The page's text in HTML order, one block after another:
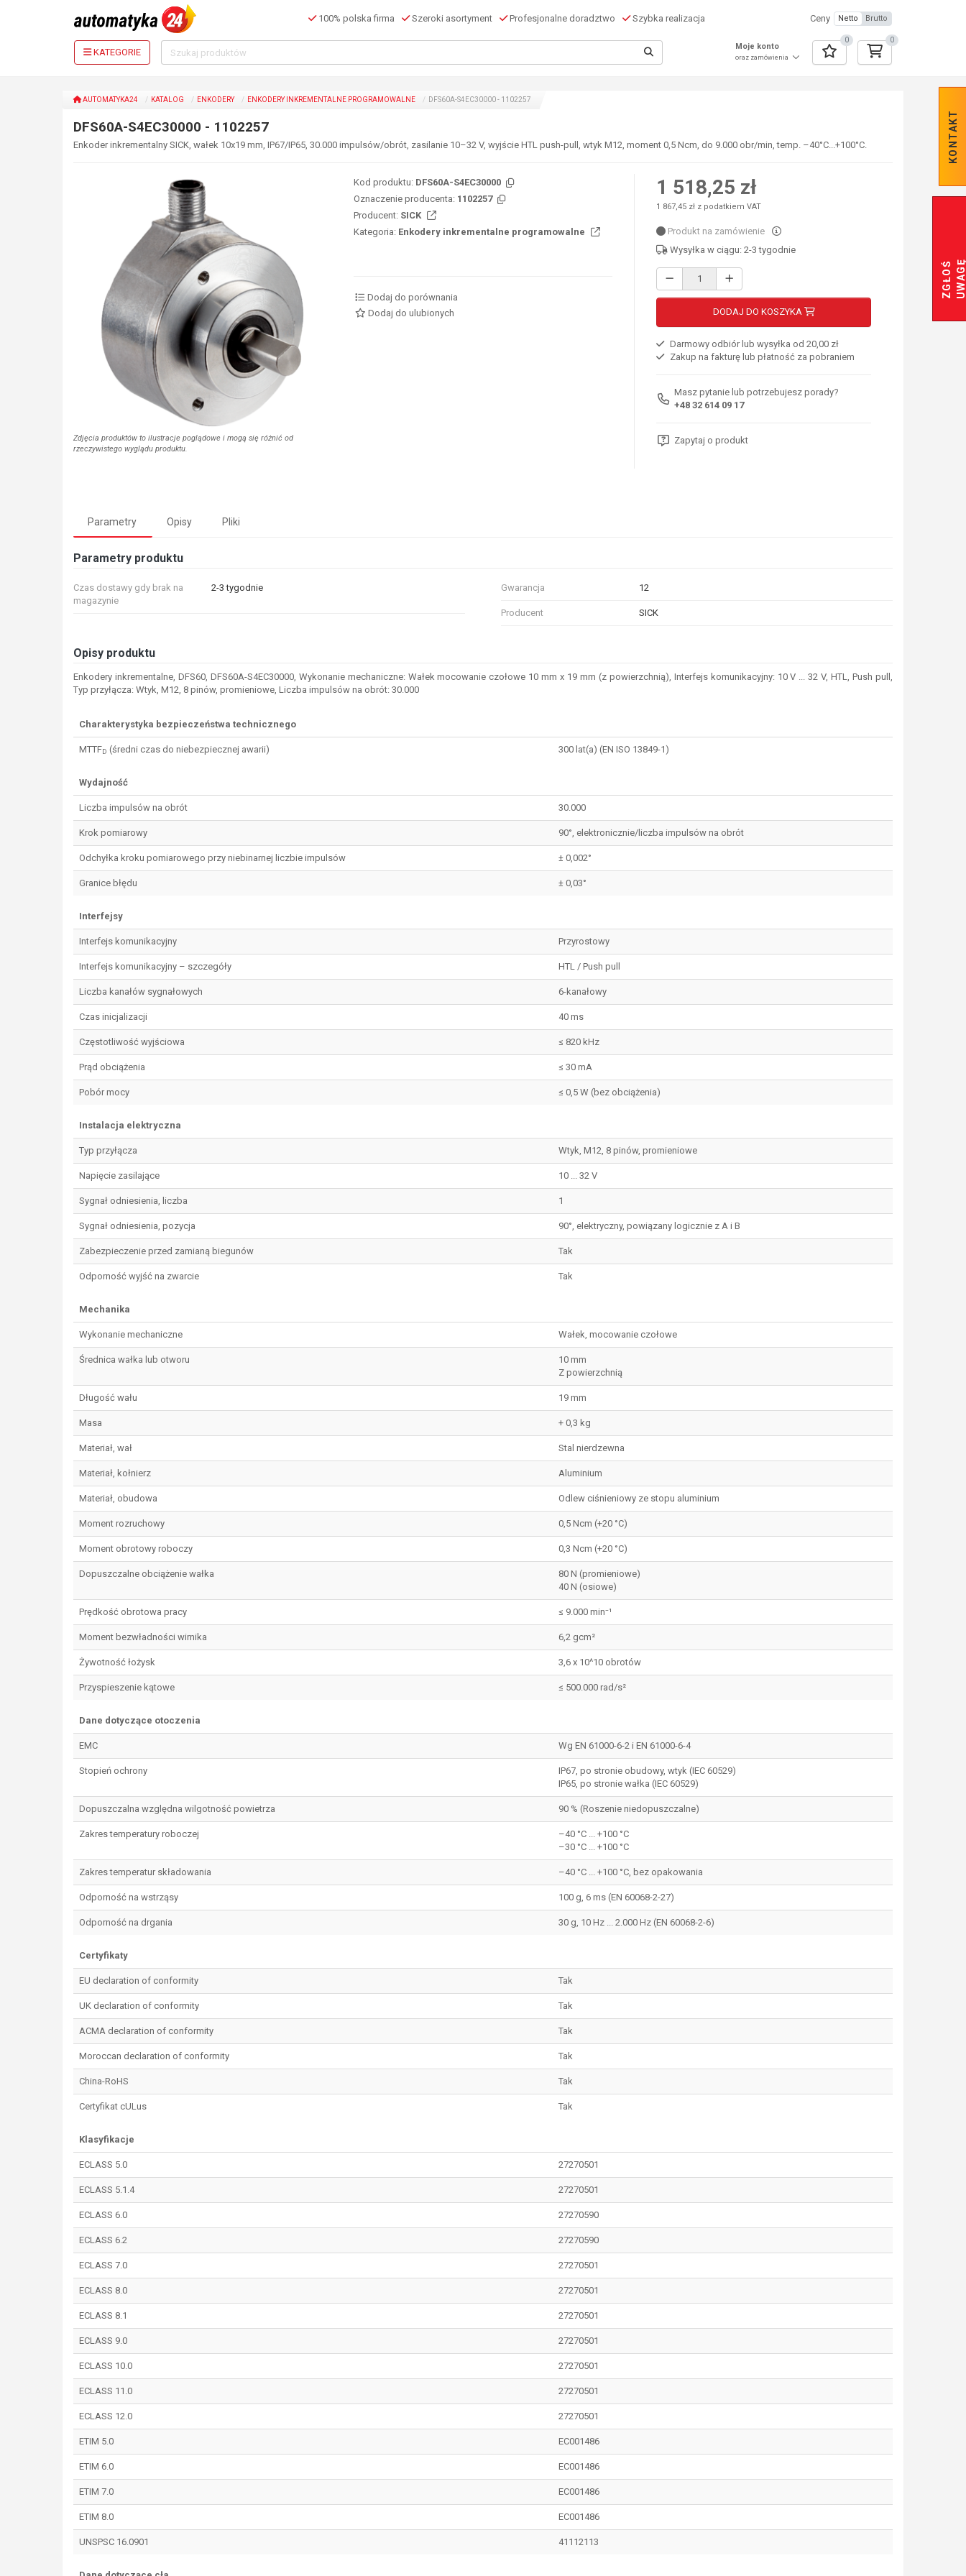
100% polska firma Szeroki asortyment Profesjonalne doradztwo Szybka realizacja Ceny Netto Brutto
KATEGORIE
Moje konto
oraz zamówienia
0 0
KONTAKT
Z
G
Ł
O
Ś
U
W
A
GĘ
AUTOMATYKA24 KATALOG ENKODERY ENKODERY INKREMENTALNE PROGRAMOWALNE DFS60A-S4EC30000 - 1102257
DFS60A-S4EC30000 - 1102257
Enkoder inkrementalny SICK, wałek 10x19 mm, IP67/IP65, 30.000 impulsów/obrót, zasilanie 10–32 V, wyjście HTL push-pull, wtyk M12, moment 0,5 Ncm, do 9.000 obr/min, temp. –40°C...+100°C.
Zdjęcia produktów to ilustracje poglądowe i mogą się różnić od
rzeczywistego wyglądu produktu.
Kod produktu: DFS60A-S4EC30000
Oznaczenie producenta: 1102257
Producent: SICK
Kategoria: Enkodery inkrementalne programowalne
Dodaj do porównania
Dodaj do ulubionych
1 518,25 zł
1 867,45 zł z podatkiem VAT
Produkt na zamówienie
Wysyłka w ciągu: 2-3 tygodnie
DODAJ DO KOSZYKA
Darmowy odbiór lub wysyłka od 20,00 zł
Zakup na fakturę lub płatność za pobraniem
Masz pytanie lub potrzebujesz porady?
+48 32 614 09 17
Zapytaj o produkt
Parametry Opisy Pliki
Parametry produktu
Czas dostawy gdy brak na
magazynie
2-3 tygodnie Gwarancja 12
Producent SICK
Opisy produktu
Enkodery inkrementalne, DFS60, DFS60A-S4EC30000, Wykonanie mechaniczne: Wałek mocowanie czołowe 10 mm x 19 mm (z powierzchnią), Interfejs komunikacyjny: 10 V ... 32 V, HTL, Push pull,
Typ przyłącza: Wtyk, M12, 8 pinów, promieniowe, Liczba impulsów na obrót: 30.000
Charakterystyka bezpieczeństwa technicznego
MTTFD (średni czas do niebezpiecznej awarii) 300 lat(a) (EN ISO 13849-1)
Wydajność
Liczba impulsów na obrót 30.000
Krok pomiarowy 90°, elektronicznie/liczba impulsów na obrót
Odchyłka kroku pomiarowego przy niebinarnej liczbie impulsów ± 0,002°
Granice błędu ± 0,03°
Interfejsy
Interfejs komunikacyjny Przyrostowy
Interfejs komunikacyjny – szczegóły HTL / Push pull
Liczba kanałów sygnałowych 6-kanałowy
Czas inicjalizacji 40 ms
Częstotliwość wyjściowa ≤ 820 kHz
Prąd obciążenia ≤ 30 mA
Pobór mocy ≤ 0,5 W (bez obciążenia)
Instalacja elektryczna
Typ przyłącza Wtyk, M12, 8 pinów, promieniowe
Napięcie zasilające 10 ... 32 V
Sygnał odniesienia, liczba 1
Sygnał odniesienia, pozycja 90°, elektryczny, powiązany logicznie z A i B
Zabezpieczenie przed zamianą biegunów Tak
Odporność wyjść na zwarcie Tak
Mechanika
Wykonanie mechaniczne Wałek, mocowanie czołowe
Średnica wałka lub otworu
10 mm
Z powierzchnią
Długość wału 19 mm
Masa + 0,3 kg
Materiał, wał Stal nierdzewna
Materiał, kołnierz Aluminium
Materiał, obudowa Odlew ciśnieniowy ze stopu aluminium
Moment rozruchowy 0,5 Ncm (+20 °C)
Moment obrotowy roboczy 0,3 Ncm (+20 °C)
Dopuszczalne obciążenie wałka
80 N (promieniowe)
40 N (osiowe)
Prędkość obrotowa pracy ≤ 9.000 min⁻¹
Moment bezwładności wirnika 6,2 gcm²
Żywotność łożysk 3,6 x 10^10 obrotów
Przyspieszenie kątowe ≤ 500.000 rad/s²
Dane dotyczące otoczenia
EMC Wg EN 61000-6-2 i EN 61000-6-4
Stopień ochrony
IP67, po stronie obudowy, wtyk (IEC 60529)
IP65, po stronie wałka (IEC 60529)
Dopuszczalna względna wilgotność powietrza 90 % (Roszenie niedopuszczalne)
Zakres temperatury roboczej
–40 °C ... +100 °C
–30 °C ... +100 °C
Zakres temperatur składowania –40 °C ... +100 °C, bez opakowania
Odporność na wstrząsy 100 g, 6 ms (EN 60068-2-27)
Odporność na drgania 30 g, 10 Hz ... 2.000 Hz (EN 60068-2-6)
Certyfikaty
EU declaration of conformity Tak
UK declaration of conformity Tak
ACMA declaration of conformity Tak
Moroccan declaration of conformity Tak
China-RoHS Tak
Certyfikat cULus Tak
Klasyfikacje
ECLASS 5.0 27270501
ECLASS 5.1.4 27270501
ECLASS 6.0 27270590
ECLASS 6.2 27270590
ECLASS 7.0 27270501
ECLASS 8.0 27270501
ECLASS 8.1 27270501
ECLASS 9.0 27270501
ECLASS 10.0 27270501
ECLASS 11.0 27270501
ECLASS 12.0 27270501
ETIM 5.0 EC001486
ETIM 6.0 EC001486
ETIM 7.0 EC001486
ETIM 8.0 EC001486
UNSPSC 16.0901 41112113